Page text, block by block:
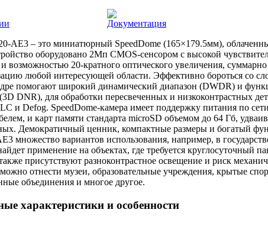
Документация
AE3 – это миниатюрный SpeedDome (165×179.5мм),
оборудовано 2Мп CMOS-сенсором с высокой
возможностью 20-кратного оптического увеличения, суммарно
любой интересующей области. Эффективно бороться со
помогают широкий динамический диапазон (DWDR) и
DNR), для обработки пересвеченных и низкоконтрастных
и Defog. SpeedDome-камера имеет поддержку питания по
и карт памяти стандарта microSD объемом до 64 Гб,
Демократичный ценник, компактные размеры и богатый
множество вариантов использования, например, в
применение на объектах, где требуется круглосуточный
присутствуют разноконтрастное освещение и риск
отнести музеи, образовательные учреждения, крытые
объединения и многое другое.
характеристики и особенности